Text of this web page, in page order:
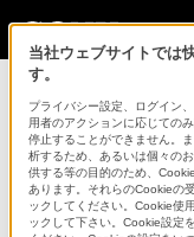
DRU-530A
データストレージ
DRU-530A
当社ウェブサイトでは
す。
プライバシー設定、ログイン
用者のアクションに応じての
停止することができません。
析するため、あるいは個々の
供する等の目的のため、
あります。それらのCookieの
ックしてください。Cookie使
ックして下さい。Cookie設定